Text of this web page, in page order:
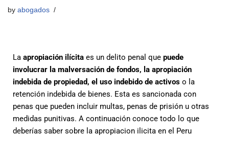
by abogados
La apropiación ilícita es un delito penal que puede
involucrar la malversación de fondos, la apropiación
indebida de propiedad, el uso indebido de activos o la
retención indebida de bienes. Esta es sancionada con
penas que pueden incluir multas, penas de prisión u otras
medidas punitivas. A continuación conoce todo lo que
deberías saber sobre la apropiacion ilicita en el Peru